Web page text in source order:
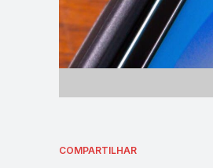
COMPARTILHAR